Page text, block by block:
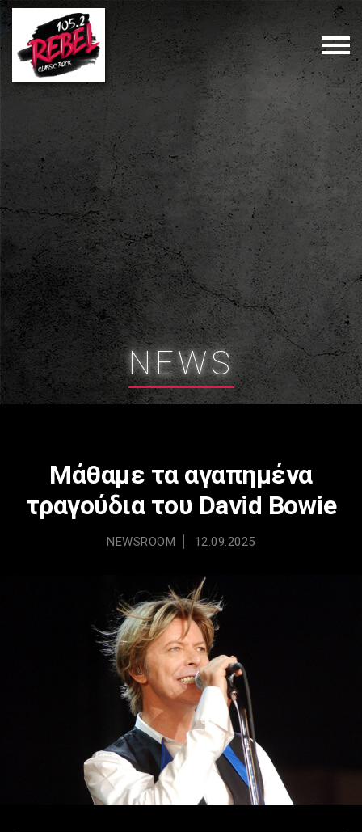
NEWS
Μάθαμε τα αγαπημένα
τραγούδια του David Bowie
NEWSROOM 12.09.2025